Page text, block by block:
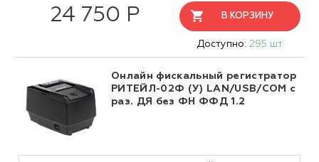
24 750 Р В КОРЗИНУ
Доступно: 295 шт.
Онлайн фискальный регистратор
РИТЕЙЛ-02Ф (У) LAN/USB/COM с
раз. ДЯ без ФН ФФД 1.2